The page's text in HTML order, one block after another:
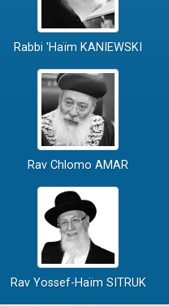
Rabbi 'Haïm KANIEWSKI
Rav Chlomo AMAR
Rav Yossef-Haïm SITRUK